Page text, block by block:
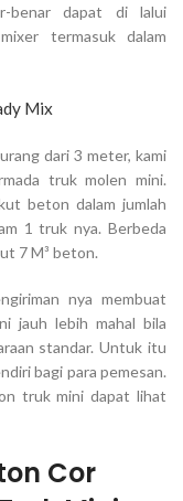
benar dapat di lalui
termasuk dalam
Mix
dari 3 meter, kami
truk molen mini.
beton dalam jumlah
1 truk nya. Berbeda
7 M³ beton.
nya membuat
jauh lebih mahal bila
standar. Untuk itu
bagi para pemesan.
truk mini dapat lihat
Cor